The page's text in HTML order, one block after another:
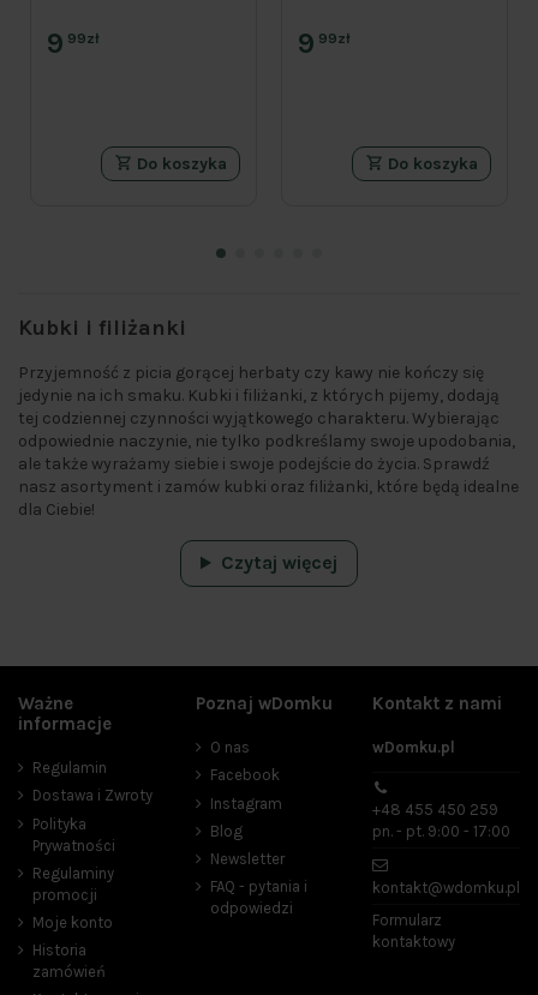
9 99zł
Do koszyka
9 99zł
Do koszyka
Kubki i filiżanki
Przyjemność z picia gorącej herbaty czy kawy nie kończy się
jedynie na ich smaku. Kubki i filiżanki, z których pijemy, dodają
tej codziennej czynności wyjątkowego charakteru. Wybierając
odpowiednie naczynie, nie tylko podkreślamy swoje upodobania,
ale także wyrażamy siebie i swoje podejście do życia. Sprawdź
nasz asortyment i zamów kubki oraz filiżanki, które będą idealne
dla Ciebie!
Czytaj więcej
Cena
zł
beżowy
biały
Ważne
informacje
Regulamin
Dostawa i Zwroty
Polityka
Prywatności
Regulaminy
promocji
Moje konto
Historia
zamówień
Poznaj wDomku
O nas
Facebook
Instagram
Blog
Newsletter
FAQ - pytania i
odpowiedzi
Kontakt z nami
wDomku.pl
+48 455 450 259
pn. - pt. 9:00 - 17:00
kontakt@wdomku.pl
Formularz
kontaktowy